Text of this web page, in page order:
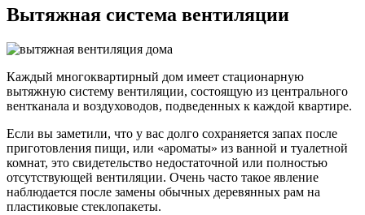
Вытяжная система вентиляции
Каждый многоквартирный дом имеет стационарную
вытяжную систему вентиляции, состоящую из центрального
вентканала и воздуховодов, подведенных к каждой квартире.
Если вы заметили, что у вас долго сохраняется запах после
приготовления пищи, или «ароматы» из ванной и туалетной
комнат, это свидетельство недостаточной или полностью
отсутствующей вентиляции. Очень часто такое явление
наблюдается после замены обычных деревянных рам на
пластиковые стеклопакеты.